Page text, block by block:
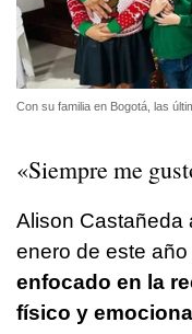
Con su familia en Bogotá, las
«Siempre me
Alison Castañeda
enero de este
enfocado en la
físico y